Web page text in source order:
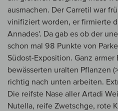
ausmachen. Der Carretil war
vinifiziert worden, er firmierte
Annades'. Da gab es ob der
schon mal 98 Punkte von
Südost-Exposition. Ganz
bewässerten uralten Pflanzen
richtig nach unten arbeiten.
Die reifste Nase aller Artadi
Nutella, reife Zwetschge, rote